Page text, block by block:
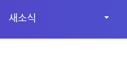
새소식